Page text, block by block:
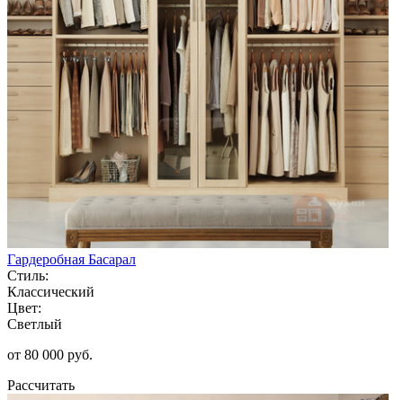
Гардеробная Басарал
Стиль:
Классический
Цвет:
Светлый
от 80 000 руб.
Рассчитать